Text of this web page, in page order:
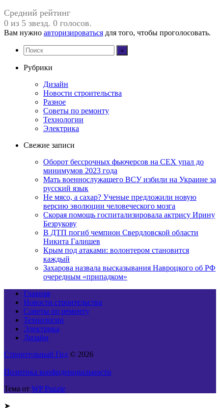
Средний рейтинг
0 из 5 звезд. 0 голосов.
Вам нужно авторизироваться для того, чтобы проголосовать.
Рубрики
Дизайн
Новости строительства
Разное
Советы по ремонту
Технологии
Электрика
Свежие записи
Оборот бессрочных фьючерсов на CEX упал до
минимумов 2023 года
Мать военнослужащего ВСУ избили на Украине за
русский язык
Не мясо, а сахар? Ученые предложили новую
версию эволюции человеческого мозга
Скорая помощь госпитализировала актрису Ирину
Безрукову
В ДТП погиб чемпион Свердловской области
Никита Галишев
Крым под атаками: волонтером становится
каждый
Захарова назвала высказывания Навроцкого об РФ
очередным «припадком»
Главная
Новости строительства
Советы по ремонту
Технологии
Электрика
Дизайн
Строительный Гид © 2026
Политика конфиденциальности
Тема от WP Puzzle
➤